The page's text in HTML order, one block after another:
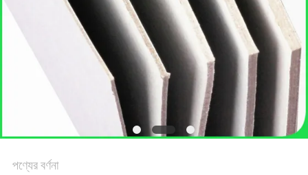
গোপনীয়তা
পণ্যের বর্ণনা